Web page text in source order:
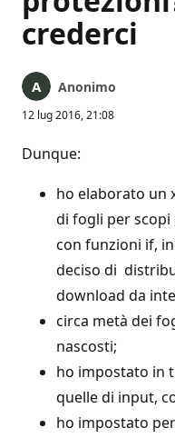
crederci
Anonimo
12 lug 2016, 21:08
Dunque:
ho elaborato un
di fogli per scopi
con funzioni if,
deciso di
download da
circa metà dei
nascosti;
ho impostato in
quelle di input,
ho impostato